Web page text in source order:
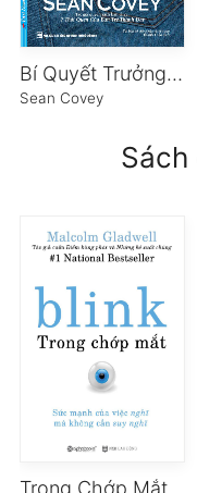
Bí Quyết Trưởng Thành
Sean Covey
Sách
Trong Chớp Mắt